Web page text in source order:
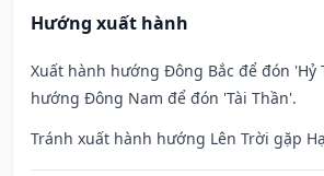
Hướng xuất hành
Xuất hành hướng Đông Bắc để đón 'Hỷ
hướng Đông Nam để đón 'Tài Thần'.
Tránh xuất hành hướng Lên Trời gặp